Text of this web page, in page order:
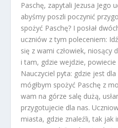
Paschę, zapytali Jezusa Jego
abyśmy poszli poczynić
spożyć Paschę? I posłał
uczniów z tym poleceniem:
się z wami człowiek, niosący
i tam, gdzie wejdzie,
Nauczyciel pyta: gdzie jest
mógłbym spożyć Paschę z
wam na górze salę dużą,
przygotujecie dla nas.
miasta, gdzie znaleźli, tak jak